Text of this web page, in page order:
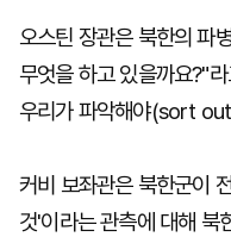
오스틴 장관은 북한의 파
무엇을 하고 있을까요?"
우리가 파악해야(sort
커비 보좌관은 북한군이
것'이라는 관측에 대해 북